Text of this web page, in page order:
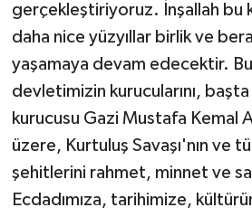
gerçekleştiriyoruz. İnşallah bu
daha nice yüzyıllar birlik ve
yaşamaya devam edecektir.
devletimizin kurucularını,
kurucusu Gazi Mustafa Kemal
üzere, Kurtuluş Savaşı'nın ve
şehitlerini rahmet, minnet ve
Ecdadımıza, tarihimize,